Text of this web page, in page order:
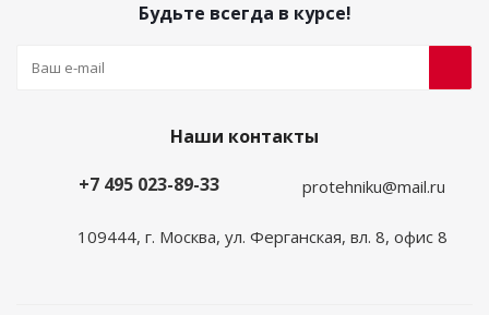
Будьте всегда в курсе!
Наши контакты
+7 495 023-89-33
protehniku@mail.ru
109444, г. Москва, ул. Ферганская, вл. 8, офис 8